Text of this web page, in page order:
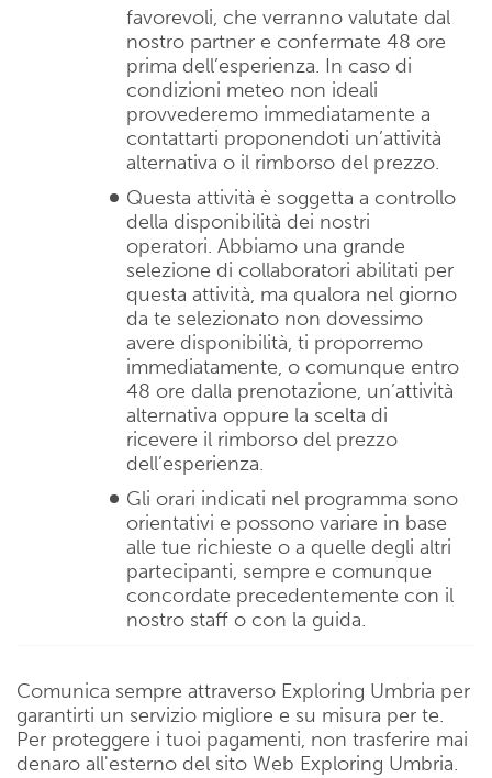
favorevoli, che verranno valutate dal
nostro partner e confermate 48 ore
prima dell’esperienza. In caso di
condizioni meteo non ideali
provvederemo immediatamente a
contattarti proponendoti un’attività
alternativa o il rimborso del prezzo.
Questa attività è soggetta a controllo
della disponibilità dei nostri
operatori. Abbiamo una grande
selezione di collaboratori abilitati per
questa attività, ma qualora nel giorno
da te selezionato non dovessimo
avere disponibilità, ti proporremo
immediatamente, o comunque entro
48 ore dalla prenotazione, un’attività
alternativa oppure la scelta di
ricevere il rimborso del prezzo
dell’esperienza.
Gli orari indicati nel programma sono
orientativi e possono variare in base
alle tue richieste o a quelle degli altri
partecipanti, sempre e comunque
concordate precedentemente con il
nostro staff o con la guida.
Comunica sempre attraverso Exploring Umbria per
garantirti un servizio migliore e su misura per te.
Per proteggere i tuoi pagamenti, non trasferire mai
denaro all'esterno del sito Web Exploring Umbria.